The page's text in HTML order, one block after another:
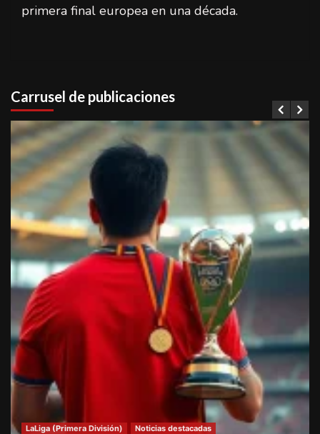
primera final europea en una década.
Carrusel de publicaciones
LaLiga (Primera División) Noticias destacadas